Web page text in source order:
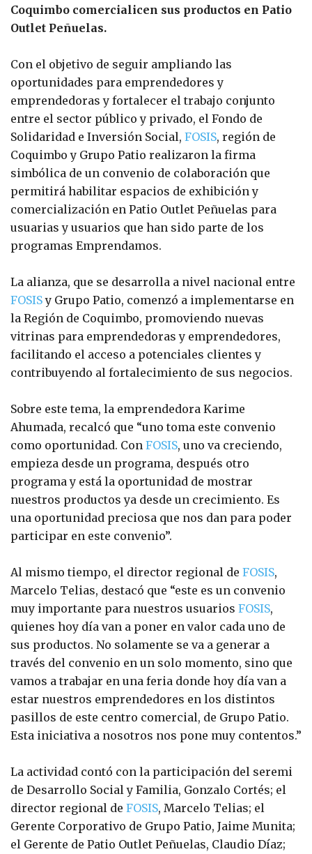
Coquimbo comercialicen sus productos en Patio
Outlet Peñuelas.
Con el objetivo de seguir ampliando las
oportunidades para emprendedores y
emprendedoras y fortalecer el trabajo conjunto
entre el sector público y privado, el Fondo de
Solidaridad e Inversión Social, FOSIS, región de
Coquimbo y Grupo Patio realizaron la firma
simbólica de un convenio de colaboración que
permitirá habilitar espacios de exhibición y
comercialización en Patio Outlet Peñuelas para
usuarias y usuarios que han sido parte de los
programas Emprendamos.
La alianza, que se desarrolla a nivel nacional entre
FOSISy Grupo Patio, comenzó a implementarse en
la Región de Coquimbo, promoviendo nuevas
vitrinas para emprendedoras y emprendedores,
facilitando el acceso a potenciales clientes y
contribuyendo al fortalecimiento de sus negocios.
Sobre este tema, la emprendedora Karime
Ahumada, recalcó que “uno toma este convenio
como oportunidad. Con FOSIS, uno va creciendo,
empieza desde un programa, después otro
programa y está la oportunidad de mostrar
nuestros productos ya desde un crecimiento. Es
una oportunidad preciosa que nos dan para poder
participar en este convenio”.
Al mismo tiempo, el director regional de FOSIS,
Marcelo Telias, destacó que “este es un convenio
muy importante para nuestros usuarios FOSIS,
quienes hoy día van a poner en valor cada uno de
sus productos. No solamente se va a generar a
través del convenio en un solo momento, sino que
vamos a trabajar en una feria donde hoy día van a
estar nuestros emprendedores en los distintos
pasillos de este centro comercial, de Grupo Patio.
Esta iniciativa a nosotros nos pone muy contentos.”
La actividad contó con la participación del seremi
de Desarrollo Social y Familia, Gonzalo Cortés; el
director regional de FOSIS, Marcelo Telias; el
Gerente Corporativo de Grupo Patio, Jaime Munita;
el Gerente de Patio Outlet Peñuelas, Claudio Díaz;